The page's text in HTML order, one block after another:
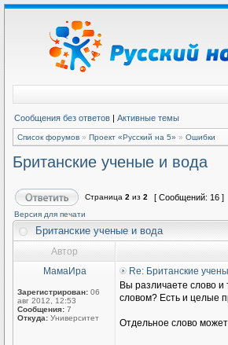
Сообщения без ответов | Активные темы
Список форумов » Проект «Русский на 5» » Ошибки
Британские ученые и вода
Страница 2 из 2 [ Сообщений: 16 ]
Версия для печати
Британские ученые и вода
Автор
МамаИра
Зарегистрирован: 06
авг 2012, 12:53
Сообщения: 7
Откуда: Университет
Re: Британские
Вы различаете слово и
словом? Есть и целые
Отдельное слово может